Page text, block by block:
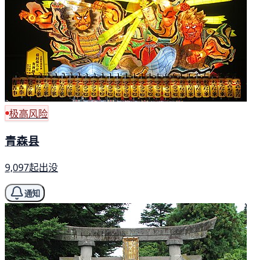
极高风险
青森县
9,097起出没
通知